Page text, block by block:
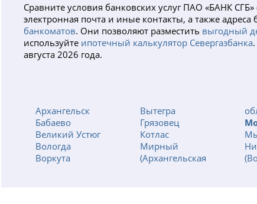
Сравните условия банковских услуг ПАО «БАНК
электронная почта и иные контакты, а также
банкоматов. Они позволяют разместить выгодный
используйте ипотечный калькулятор Севергазбанка
августа 2026 года.
Архангельск
Бабаево
Великий Устюг
Вологда
Воркута
Вытегра
Грязовец
Котлас
Мирный
(Архангельская